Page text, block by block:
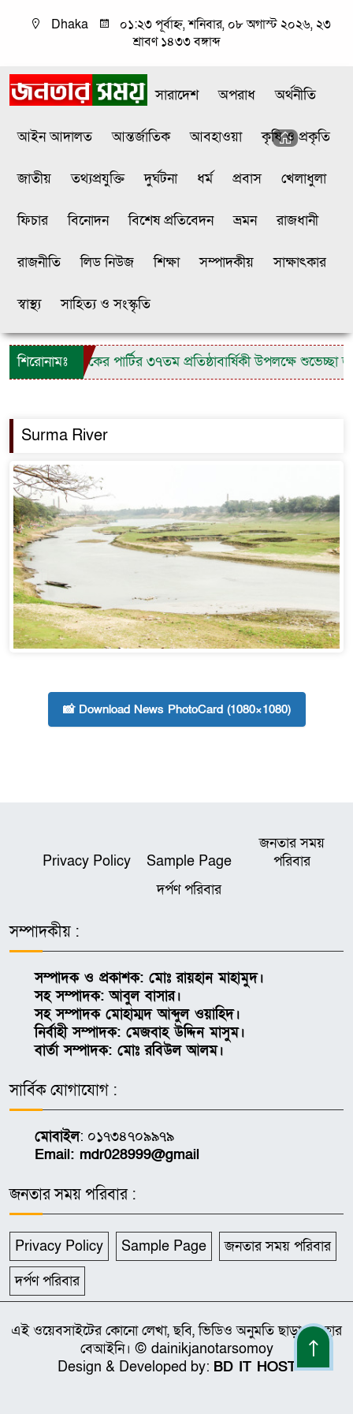
Dhaka
০১:২৩ পূর্বাহ্ন, শনিবার, ০৮ অগাস্ট ২০২৬, ২৩
শ্রাবণ ১৪৩৩ বঙ্গাব্দ
সারাদেশ অপরাধ অর্থনীতি
আইন আদালত আন্তর্জাতিক আবহাওয়া কৃষি ও প্রকৃতি
জাতীয় তথ্যপ্রযুক্তি দুর্ঘটনা ধর্ম প্রবাস খেলাধুলা
ফিচার বিনোদন বিশেষ প্রতিবেদন ভ্রমন রাজধানী
রাজনীতি লিড নিউজ শিক্ষা সম্পাদকীয় সাক্ষাৎকার
স্বাস্থ্য সাহিত্য ও সংস্কৃতি
শিরোনামঃজাকের পার্টির ৩৭তম প্রতিষ্ঠাবার্ষিকী উপলক্ষে শুভেচ্ছা
Surma River
📸 Download News PhotoCard (1080×1080)
Privacy Policy Sample Page
জনতার সময়
পরিবার
দর্পণ পরিবার
সম্পাদকীয় :
সম্পাদক ও প্রকাশক: মোঃ রায়হান মাহামুদ।
সহ সম্পাদক: আবুল বাসার।
সহ সম্পাদক মোহাম্মদ আব্দুল ওয়াহিদ।
নির্বাহী সম্পাদক: মেজবাহ উদ্দিন মাসুম।
বার্তা সম্পাদক: মোঃ রবিউল আলম।
সার্বিক যোগাযোগ :
মোবাইল: ০১৭৩৪৭০৯৯৭৯
Email: mdr028999@gmail
জনতার সময় পরিবার :
Privacy Policy Sample Page
জনতার সময় পরিবার
দর্পণ পরিবার
এই ওয়েবসাইটের কোনো লেখা, ছবি, ভিডিও অনুমতি ছাড়া ব্যবহার
বেআইনি। © dainikjanotarsomoy
Design & Developed by: BD IT HOST